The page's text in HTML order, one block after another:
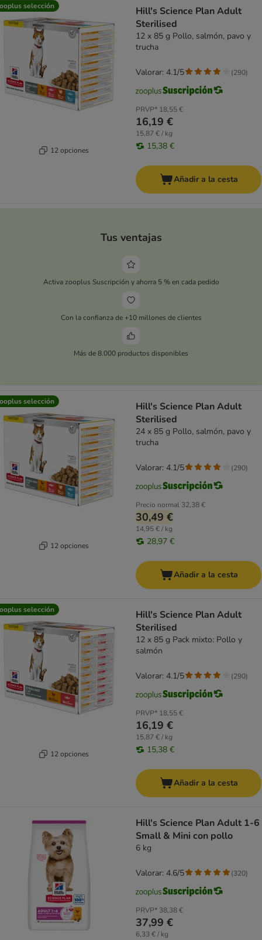
selección
12 opciones
Hill's Science Plan Adult
Sterilised
12 x 85 g Pollo, salmón, pavo y
trucha
PRVP* 18,55 €
16,19 €
15,87 € / kg
15,38 €
Valorar: 4.1/5 (290)
Añadir a la cesta
Tus ventajas
Activa zooplus Suscripción y ahorra 5 % en cada pedido
Con la confianza de +10 millones de clientes
Más de 8.000 productos disponibles
selección
12 opciones
Hill's Science Plan Adult
Sterilised
24 x 85 g Pollo, salmón, pavo y
trucha
Precio normal 32,38 €
30,49 €
14,95 € / kg
28,97 €
Valorar: 4.1/5 (290)
Añadir a la cesta
selección
12 opciones
Hill's Science Plan Adult
Sterilised
12 x 85 g Pack mixto: Pollo y
salmón
PRVP* 18,55 €
16,19 €
15,87 € / kg
15,38 €
Valorar: 4.1/5 (290)
Añadir a la cesta
Hill's Science Plan Adult 1-6
Small & Mini con pollo
6 kg
PRVP* 38,38 €
37,99 €
6,33 € / kg
Valorar: 4.6/5 (320)